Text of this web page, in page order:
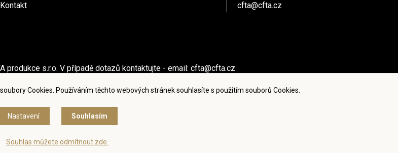
Cookies. Používáním těchto webových stránek souhlasíte s použitím souborů Cookies.
Nastavení Souhlasím
Souhlas můžete odmítnout zde.
Kontakt
cfta@cfta.cz
produkce s.r.o. V případě dotazů kontaktujte - email: cfta@cfta.cz
ochrany osobních údajů|Nastavení cookies